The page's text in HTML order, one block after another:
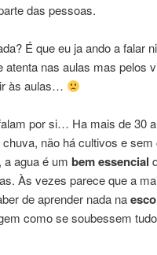
das pessoas.
É que eu ja ando a falar
nas aulas mas pelos
às aulas…
por si… Ha mais de 30
não há cultivos e
agua é um bem essencial
Às vezes parece que a
de aprender nada na
como se soubessem